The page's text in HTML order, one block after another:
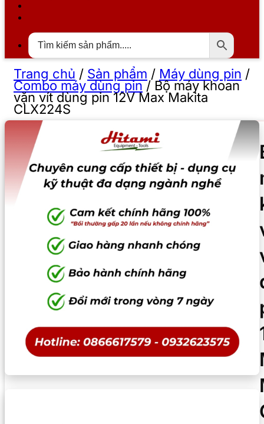
Trang chủ / Sản phẩm / Máy dùng pin /
Combo máy dùng pin/Bộ máy khoan
vặn vít dùng pin 12V Max Makita
CLX224S